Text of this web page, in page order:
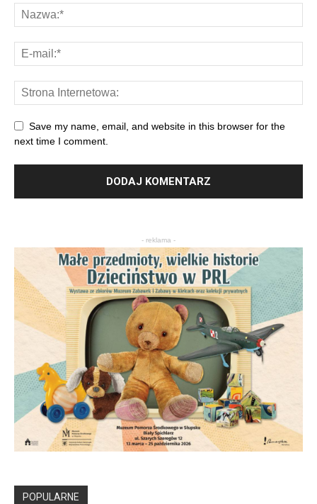
Save my name, email, and website in this browser for the
next time I comment.
- reklama -
POPULARNE